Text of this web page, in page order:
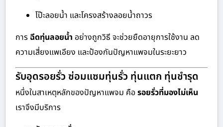
โป๊ะลอยน้ำ และโครงสร้างลอยน้ำถาวร
การ ฉีดทุ่นลอยน้ำ อย่างถูกวิธี จะช่วยยืดอายุการใช้งาน ลด
ความเสี่ยงแพเอียง และป้องกันปัญหาแพจมในระยะยาว
รับอุดรอยรั่ว ซ่อมแซมทุ่นรั่ว ทุ่นแตก ทุ่นชำรุด
หนึ่งในสาเหตุหลักของปัญหาแพจม คือรอยรั่วที่มองไม่เห็น
เราจึงมีบริการ